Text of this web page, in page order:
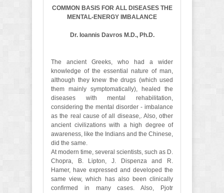
COMMON BASIS FOR ALL DISEASES THE
MENTAL-ENERGY IMBALANCE
Dr. Ioannis Davros M.D., Ph.D.
The ancient Greeks, who had a wider
knowledge of the essential nature of man,
although they knew the drugs (which used
them mainly symptomatically), healed the
diseases with mental rehabilitation,
considering the mental disorder - imbalance
as the real cause of all disease,. Also, other
ancient civilizations with a high degree of
awareness, like the Indians and the Chinese,
did the same.
At modern time, several scientists, such as D.
Chopra, B. Lipton, J. Dispenza and R.
Hamer, have expressed and developed the
same view, which has also been clinically
confirmed in many cases. Also, Pjotr